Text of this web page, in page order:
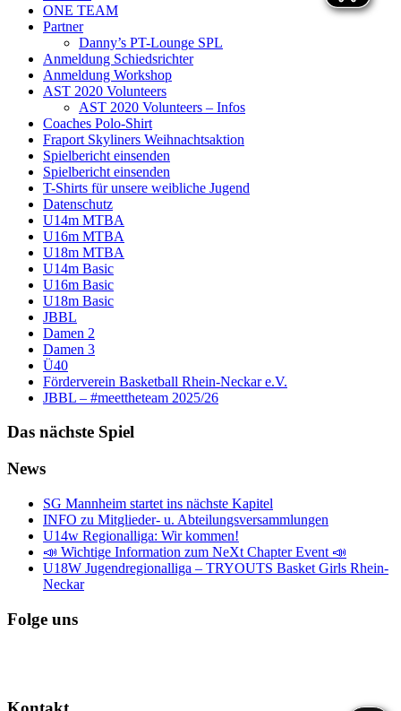
ONE TEAM
Partner
Danny’s PT-Lounge SPL
Anmeldung Schiedsrichter
Anmeldung Workshop
AST 2020 Volunteers
AST 2020 Volunteers – Infos
Coaches Polo-Shirt
Fraport Skyliners Weihnachtsaktion
Spielbericht einsenden
Spielbericht einsenden
T-Shirts für unsere weibliche Jugend
Datenschutz
U14m MTBA
U16m MTBA
U18m MTBA
U14m Basic
U16m Basic
U18m Basic
JBBL
Damen 2
Damen 3
Ü40
Förderverein Basketball Rhein-Neckar e.V.
JBBL – #meettheteam 2025/26
Das nächste Spiel
News
SG Mannheim startet ins nächste Kapitel
INFO zu Mitglieder- u. Abteilungsversammlungen
U14w Regionalliga: Wir kommen!
📣 Wichtige Information zum NeXt Chapter Event 📣
U18W Jugendregionalliga – TRYOUTS Basket Girls Rhein-
Neckar
Folge uns